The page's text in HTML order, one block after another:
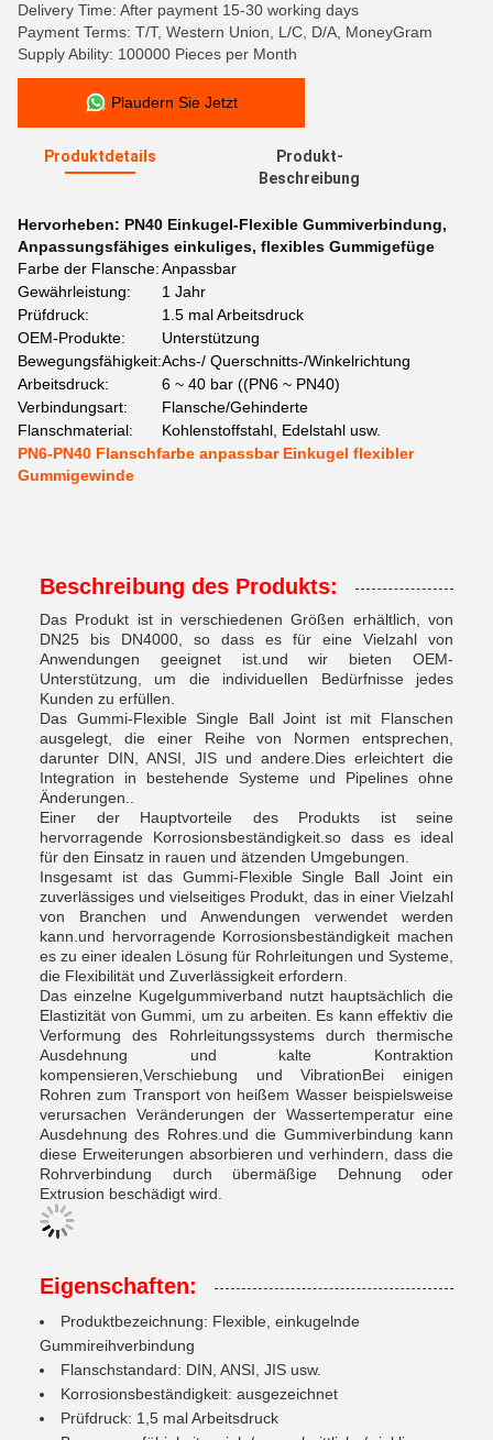
Delivery Time: After payment 15-30 working days
Payment Terms: T/T, Western Union, L/C, D/A, MoneyGram
Supply Ability: 100000 Pieces per Month
Plaudern Sie Jetzt
Produktdetails
Produkt-
Beschreibung
Hervorheben: PN40 Einkugel-Flexible Gummiverbindung,
Anpassungsfähiges einkuliges, flexibles Gummigefüge
Farbe der Flansche:Anpassbar
Gewährleistung:
1 Jahr
Prüfdruck:
1.5 mal Arbeitsdruck
OEM-Produkte:
Unterstützung
Bewegungsfähigkeit:Achs-/ Querschnitts-/Winkelrichtung
Arbeitsdruck:
6 ~ 40 bar ((PN6 ~ PN40)
Verbindungsart:
Flansche/Gehinderte
Flanschmaterial:
Kohlenstoffstahl, Edelstahl usw.
PN6-PN40 Flanschfarbe anpassbar Einkugel flexibler
Gummigewinde
Beschreibung des Produkts:
Das Produkt ist in verschiedenen Größen erhältlich, von
DN25 bis DN4000, so dass es für eine Vielzahl von
Anwendungen geeignet ist.und wir bieten OEM-
Unterstützung, um die individuellen Bedürfnisse jedes
Kunden zu erfüllen.
Das Gummi-Flexible Single Ball Joint ist mit Flanschen
ausgelegt, die einer Reihe von Normen entsprechen,
darunter DIN, ANSI, JIS und andere.Dies erleichtert die
Integration in bestehende Systeme und Pipelines ohne
Änderungen..
Einer der Hauptvorteile des Produkts ist seine
hervorragende Korrosionsbeständigkeit.so dass es ideal
für den Einsatz in rauen und ätzenden Umgebungen.
Insgesamt ist das Gummi-Flexible Single Ball Joint ein
zuverlässiges und vielseitiges Produkt, das in einer Vielzahl
von Branchen und Anwendungen verwendet werden
kann.und hervorragende Korrosionsbeständigkeit machen
es zu einer idealen Lösung für Rohrleitungen und Systeme,
die Flexibilität und Zuverlässigkeit erfordern.
Das einzelne Kugelgummiverband nutzt hauptsächlich die
Elastizität von Gummi, um zu arbeiten. Es kann effektiv die
Verformung des Rohrleitungssystems durch thermische
Ausdehnung und kalte Kontraktion
kompensieren,Verschiebung und VibrationBei einigen
Rohren zum Transport von heißem Wasser beispielsweise
verursachen Veränderungen der Wassertemperatur eine
Ausdehnung des Rohres.und die Gummiverbindung kann
diese Erweiterungen absorbieren und verhindern, dass die
Rohrverbindung durch übermäßige Dehnung oder
Extrusion beschädigt wird.
Eigenschaften:
Produktbezeichnung: Flexible, einkugelnde
Gummireihverbindung
Flanschstandard: DIN, ANSI, JIS usw.
Korrosionsbeständigkeit: ausgezeichnet
Prüfdruck: 1,5 mal Arbeitsdruck